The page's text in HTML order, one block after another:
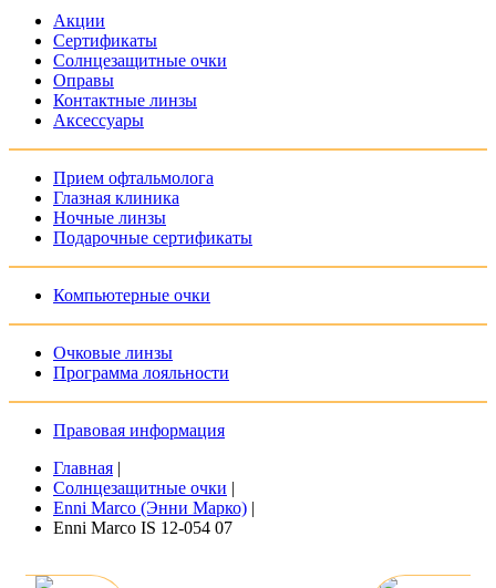
Акции
Сертификаты
Солнцезащитные очки
Оправы
Контактные линзы
Аксессуары
Прием офтальмолога
Глазная клиника
Ночные линзы
Подарочные сертификаты
Компьютерные очки
Очковые линзы
Программа лояльности
Правовая информация
Главная |
Солнцезащитные очки |
Enni Marco (Энни Марко) |
Enni Marco IS 12-054 07